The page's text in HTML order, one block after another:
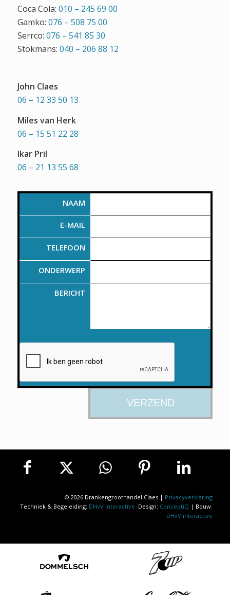
Coca Cola: 010 – 245 69 00
Gamko: 076 – 508 75 00
Serrco: 076 – 541 85 30
Stokmans: 040 – 206 88 12
John Claes
06 – 12 33 50 13
Miles van Herk
06 – 15 51 22 28
Ikar Pril
06 – 21 13 55 68
NAAM
E-MAIL
TELEFOON
ONDERWERP
BERICHT
© 2026 Drankengroothandel Claes | Privacyverklaring
Techniek & Begeleiding: DHvV interactive Design: ConceptiQ | Bouw:
DHvV interactive